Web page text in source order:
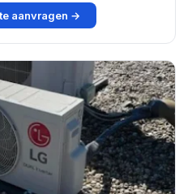
aanvragen →